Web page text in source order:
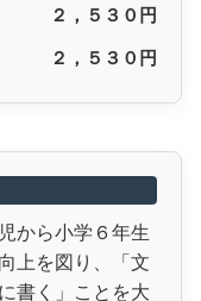
２，５３０円
２，５３０円
から小学６年生
上を図り、「文
書く」ことを大